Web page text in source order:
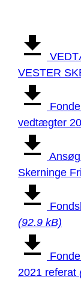
VESTER
vedtægter
Skerninge
(92.9 kB)
2021 referat